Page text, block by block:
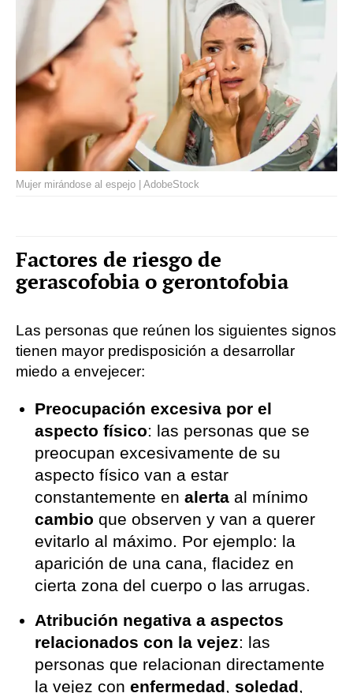
Mujer mirándose al espejo | AdobeStock
Factores de riesgo de
gerascofobia o gerontofobia
Las personas que reúnen los siguientes signos
tienen mayor predisposición a desarrollar
miedo a envejecer:
Preocupación excesiva por el
aspecto físico: las personas que se
preocupan excesivamente de su
aspecto físico van a estar
constantemente enalerta al mínimo
cambioque observen y van a querer
evitarlo al máximo. Por ejemplo: la
aparición de una cana, flacidez en
cierta zona del cuerpo o las arrugas.
Atribución negativa a aspectos
relacionados con la vejez: las
personas que relacionan directamente
la vejez conenfermedad soledad